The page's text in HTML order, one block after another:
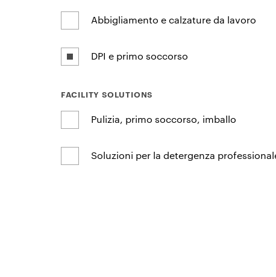
Abbigliamento e calzature da lavoro
DPI e primo soccorso
FACILITY SOLUTIONS
Pulizia, primo soccorso, imballo
Soluzioni per la detergenza